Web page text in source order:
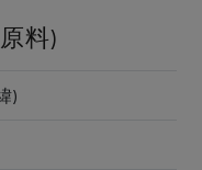
料)
)